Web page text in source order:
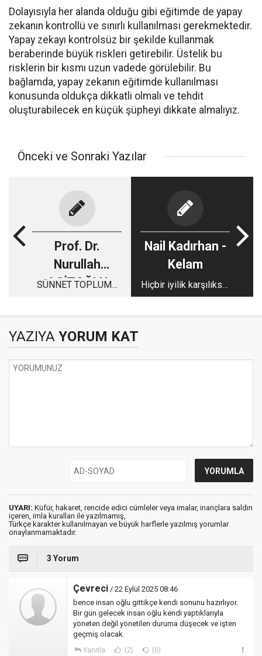
Dolayısıyla her alanda olduğu gibi eğitimde de yapay
zekanın kontrollü ve sınırlı kullanılması gerekmektedir.
Yapay zekayı kontrolsüz bir şekilde kullanmak
beraberinde büyük riskleri getirebilir. Üstelik bu
risklerin bir kısmı uzun vadede görülebilir. Bu
bağlamda, yapay zekanın eğitimde kullanılması
konusunda oldukça dikkatli olmalı ve tehdit
oluşturabilecek en küçük şüpheyi dikkate almalıyız.
Önceki ve Sonraki Yazılar
Prof. Dr.
Nurullah
AGİTOĞLU
SÜNNET TOPLUMU
Nail Kadırhan -
Kelam
Hiçbir iyilik karşılıksız
kalmaz…
YAZIYA YORUM KAT
UYARI: Küfür, hakaret, rencide edici cümleler veya imalar, inançlara saldırı
içeren, imla kuralları ile yazılmamış,
Türkçe karakter kullanılmayan ve büyük harflerle yazılmış yorumlar
onaylanmamaktadır.
3 Yorum
Çevreci / 22 Eylül 2025 08:46
bence insan oğlu gittikçe kendi sonunu hazırlıyor.
Bir gün gelecek insan oğlu kendi yaptıklarıyla
yöneten değil yönetilen duruma düşecek ve işten
geçmiş olacak.
Yanıtla (2) (0)